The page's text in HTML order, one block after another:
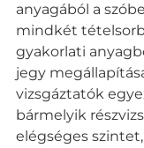
anyagából a
mindkét
gyakorlati
jegy
vizsgáztatók
bármelyik
elégséges